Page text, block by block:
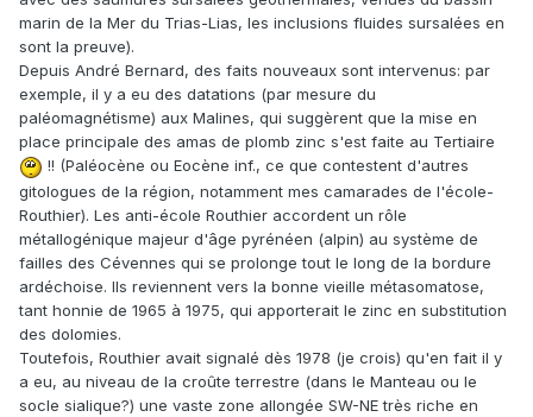
marin de la Mer du Trias-Lias, les inclusions fluides sursalées en
sont la preuve).
Depuis André Bernard, des faits nouveaux sont intervenus: par
exemple, il y a eu des datations (par mesure du
paléomagnétisme) aux Malines, qui suggèrent que la mise en
place principale des amas de plomb zinc s'est faite au Tertiaire
!! (Paléocène ou Eocène inf., ce que contestent d'autres
gitologues de la région, notamment mes camarades de l'école-
Routhier). Les anti-école Routhier accordent un rôle
métallogénique majeur d'âge pyrénéen (alpin) au système de
failles des Cévennes qui se prolonge tout le long de la bordure
ardéchoise. Ils reviennent vers la bonne vieille métasomatose,
tant honnie de 1965 à 1975, qui apporterait le zinc en substitution
des dolomies.
Toutefois, Routhier avait signalé dès 1978 (je crois) qu'en fait il y
a eu, au niveau de la croûte terrestre (dans le Manteau ou le
socle sialique?) une vaste zone allongée SW-NE très riche en